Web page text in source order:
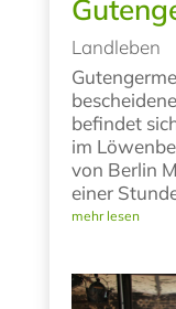
Landleben
befindet
im
von Berlin
einer
mehr lesen